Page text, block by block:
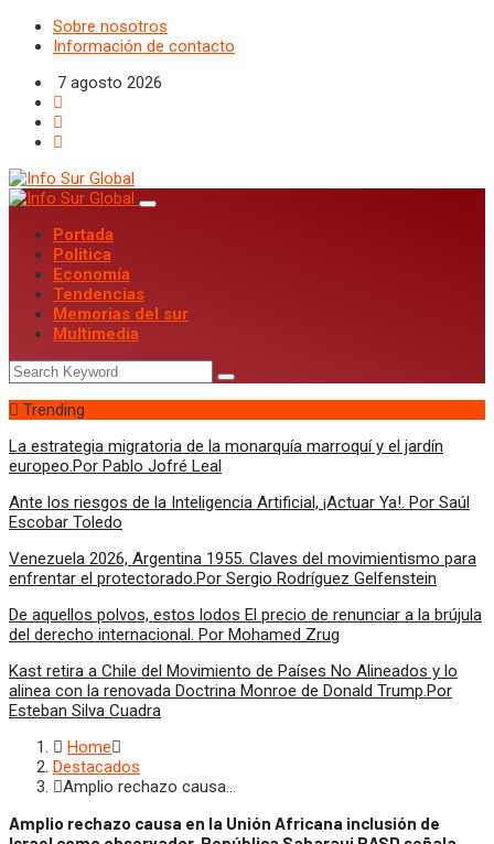
Sobre nosotros
Información de contacto
7 agosto 2026
Portada
Politica
Economía
Tendencias
Memorias del sur
Multimedia
Trending
La estrategia migratoria de la monarquía marroquí y el jardín
europeo.Por Pablo Jofré Leal
Ante los riesgos de la Inteligencia Artificial, ¡Actuar Ya!. Por Saúl
Escobar Toledo
Venezuela 2026, Argentina 1955. Claves del movimientismo para
enfrentar el protectorado.Por Sergio Rodríguez Gelfenstein
De aquellos polvos, estos lodos El precio de renunciar a la brújula
del derecho internacional. Por Mohamed Zrug
Kast retira a Chile del Movimiento de Países No Alineados y lo
alinea con la renovada Doctrina Monroe de Donald Trump.Por
Esteban Silva Cuadra
Home
Destacados
Amplio rechazo causa…
Amplio rechazo causa en la Unión Africana inclusión de